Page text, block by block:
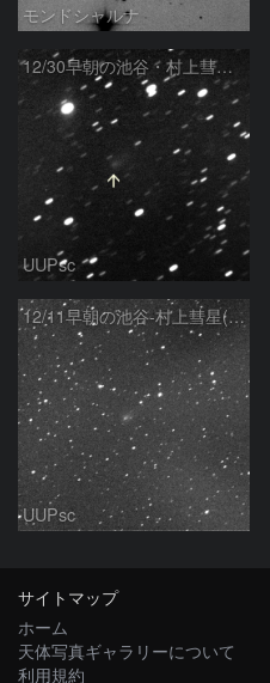
モンドシャルナ
12/30早朝の池谷・村上彗星(P/2010 V1)
UUPsc
12/11早朝の池谷-村上彗星(P/2010 V1)
UUPsc
サイトマップ
ホーム
天体写真ギャラリーについて
利用規約